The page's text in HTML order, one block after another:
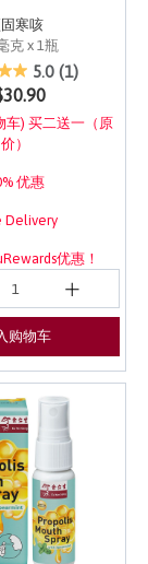
寒咳
克 x 1瓶
5 out of 5 Customer
5.0 (1)
车) 买二送一（原
价）
优惠
Delivery
优惠！
购物车